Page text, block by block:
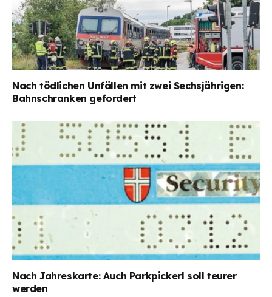
Nach tödlichen Unfällen mit zwei Sechsjährigen:
Bahnschranken gefordert
Nach Jahreskarte: Auch Parkpickerl soll teurer
werden